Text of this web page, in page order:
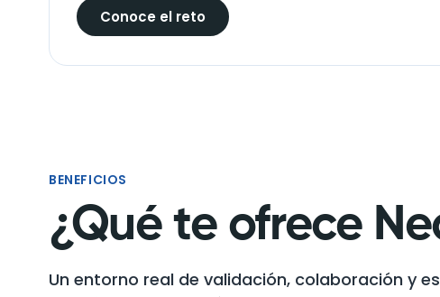
Conoce el reto
BENEFICIOS
¿Qué te ofrece
Un entorno real de validación, colaboración y